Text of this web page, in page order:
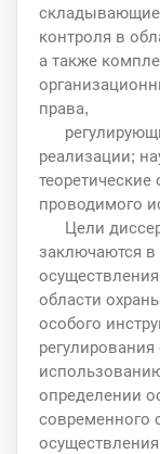
контроля в
а также
права,
реализации;
проводимого
Цели
заключаются
области
особого
определении
современного